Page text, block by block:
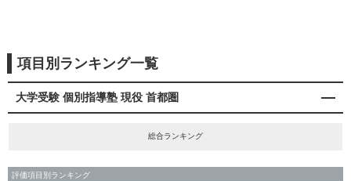
項目別ランキング一覧
大学受験 個別指導塾 現役 首都圏
総合ランキング
評価項目別ランキング